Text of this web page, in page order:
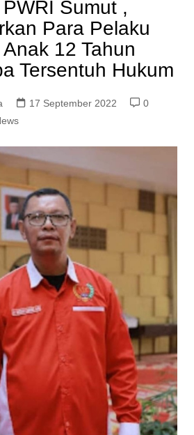
Sumut ,
Para Pelaku
12 Tahun
Tersentuh Hukum
17 September 2022
0